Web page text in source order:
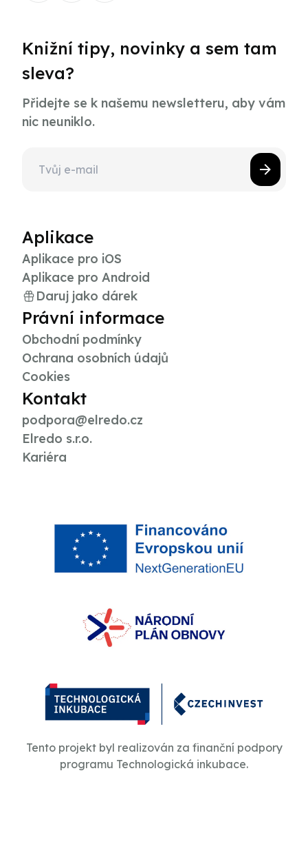
Knižní tipy, novinky a sem tam
sleva?
Přidejte se k našemu newsletteru, aby vám
nic neuniklo.
Aplikace
Aplikace pro iOS
Aplikace pro Android
Daruj jako dárek
Právní informace
Obchodní podmínky
Ochrana osobních údajů
Cookies
Kontakt
podpora@elredo.cz
Elredo s.r.o.
Kariéra
Tento projekt byl realizován za finanční podpory
programu Technologická inkubace.